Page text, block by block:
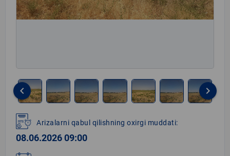
1
of
7
keyboard_arrow_left keyboard_arrow_right
Arizalarni qabul qilishning oxirgi muddati:
08.06.2026 09:00